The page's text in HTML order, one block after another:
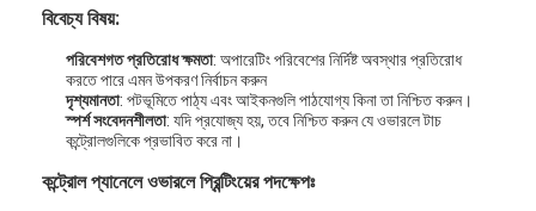
বিবেচ্য বিষয়:
পরিবেশগত প্রতিরোধ ক্ষমতা: অপারেটিং পরিবেশের নির্দিষ্ট অবস্থার প্রতিরোধ
করতে পারে এমন উপকরণ নির্বাচন করুন
দৃশ্যমানতা: পটভূমিতে পাঠ্য এবং আইকনগুলি পাঠযোগ্য কিনা তা নিশ্চিত করুন।
স্পর্শ সংবেদনশীলতা: যদি প্রযোজ্য হয়, তবে নিশ্চিত করুন যে ওভারলে টাচ
কন্ট্রোলগুলিকে প্রভাবিত করে না।
কন্ট্রোল প্যানেলে ওভারলে প্রিন্টিংয়ের পদক্ষেপঃ